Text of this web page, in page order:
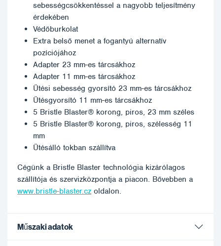
sebességcsökkentéssel a nagyobb teljesítmény
érdekében
Védőburkolat
Extra belső menet a fogantyú alternatív
pozíciójához
Adapter 23 mm-es tárcsákhoz
Adapter 11 mm-es tárcsákhoz
Ütési sebesség gyorsító 23 mm-es tárcsákhoz
Ütésgyorsító 11 mm-es tárcsákhoz
5 Bristle Blaster® korong, piros, 23 mm széles
5 Bristle Blaster® korong, piros, szélesség 11
mm
Ütésálló tokban szállítva
Cégünk a Bristle Blaster technológia kizárólagos
szállítója és szervizközpontja a piacon. Bővebben a
www.bristle-blaster.cz oldalon.
Műszaki adatok